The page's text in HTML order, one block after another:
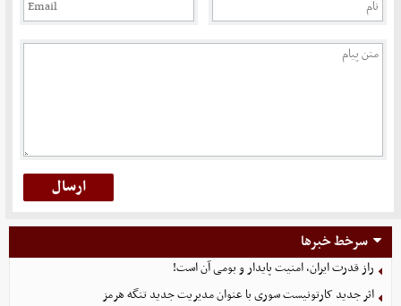
سرخط خبرها
راز قدرت ایران، امنیت پایدار و بومی آن است!
اثر جدید کارتونیست سوری با عنوان مدیریت جدید تنگه هرمز